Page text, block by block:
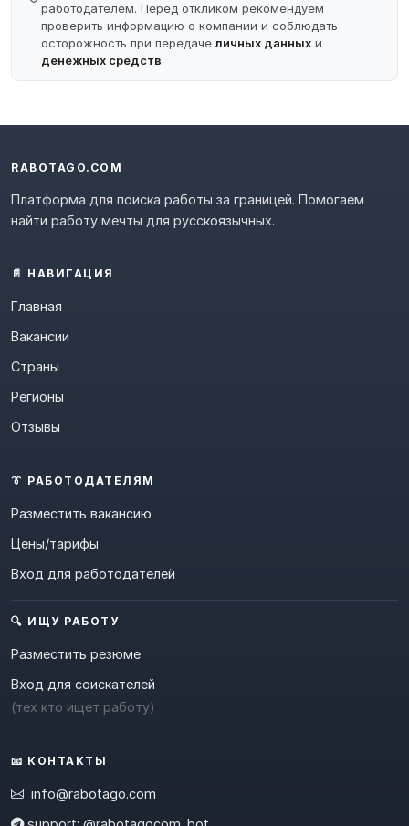
работодателем. Перед откликом рекомендуем
проверить информацию о компании и соблюдать
осторожность при передачеличных данных и
денежных средств.
RABOTAGO.COM
Платформа для поиска работы за границей. Помогаем
найти работу мечты для русскоязычных.
📄 НАВИГАЦИЯ
Главная
Вакансии
Страны
Регионы
Отзывы
👔 РАБОТОДАТЕЛЯМ
Разместить вакансию
Цены/тарифы
Вход для работодателей
🔍 ИЩУ РАБОТУ
Разместить резюме
Вход для соискателей
(тех кто ищет работу)
📧 КОНТАКТЫ
info@rabotago.com